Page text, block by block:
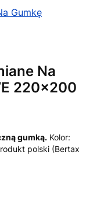
Na
220x200
gumką. Kolor:
polski (Bertax